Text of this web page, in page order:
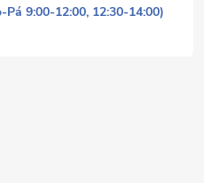
9:00-12:00, 12:30-14:00)